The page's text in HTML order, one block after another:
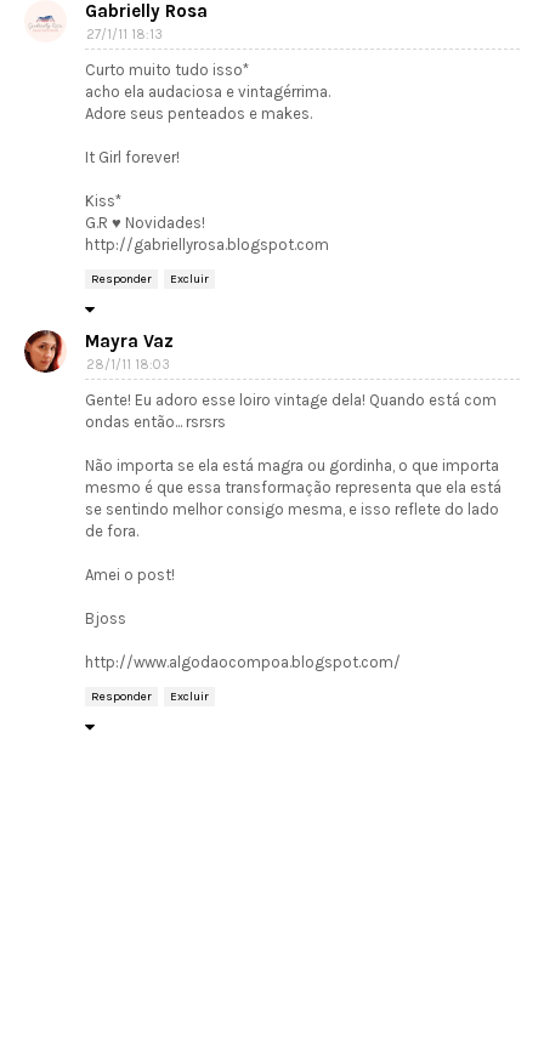
Gabrielly Rosa
27/1/11 18:13
Curto muito tudo isso*
acho ela audaciosa e vintagérrima.
Adore seus penteados e makes.
It Girl forever!
Kiss*
G.R ♥ Novidades!
http://gabriellyrosa.blogspot.com
Responder Excluir
Mayra Vaz
28/1/11 18:03
Gente! Eu adoro esse loiro vintage dela! Quando está com
ondas então... rsrsrs
Não importa se ela está magra ou gordinha, o que importa
mesmo é que essa transformação representa que ela está
se sentindo melhor consigo mesma, e isso reflete do lado
de fora.
Amei o post!
Bjoss
http://www.algodaocompoa.blogspot.com/
Responder Excluir